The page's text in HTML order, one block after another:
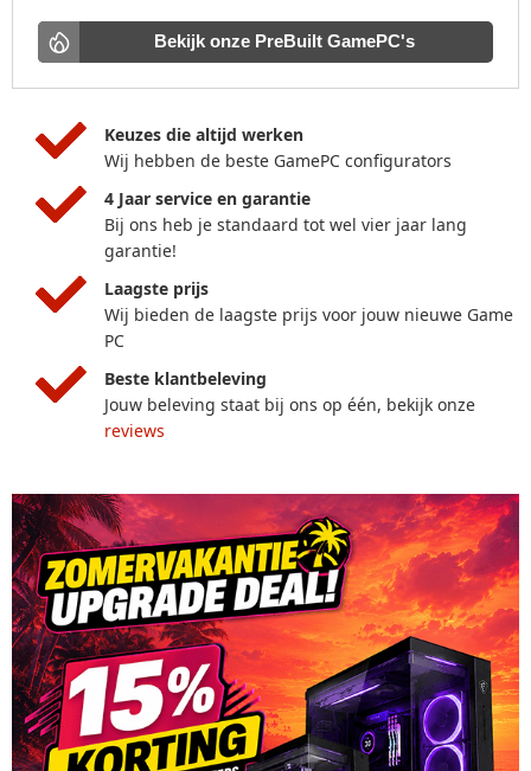
Bekijk onze PreBuilt GamePC's
Keuzes die altijd werken
Wij hebben de beste GamePC configurators
4 Jaar service en garantie
Bij ons heb je standaard tot wel vier jaar lang
garantie!
Laagste prijs
Wij bieden de laagste prijs voor jouw nieuwe Game
PC
Beste klantbeleving
Jouw beleving staat bij ons op één, bekijk onze
reviews